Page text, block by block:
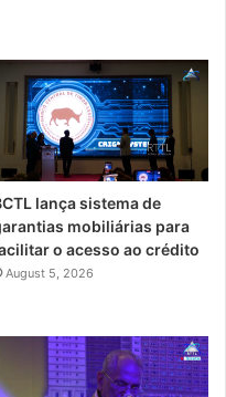
lança sistema de
mobiliárias para
o acesso ao crédito
August 5, 2026